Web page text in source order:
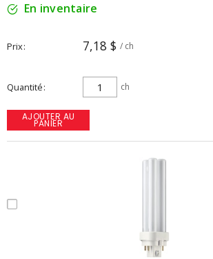
En inventaire
Prix 7,18 $ / ch
Quantité ch
AJOUTER AU
PANIER